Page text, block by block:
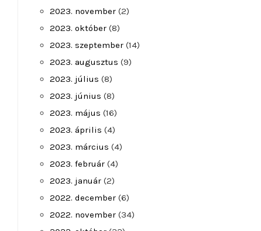
2023. november (2)
2023. október (8)
2023. szeptember (14)
2023. augusztus (9)
2023. július (8)
2023. június (8)
2023. május (16)
2023. április (4)
2023. március (4)
2023. február (4)
2023. január (2)
2022. december (6)
2022. november (34)